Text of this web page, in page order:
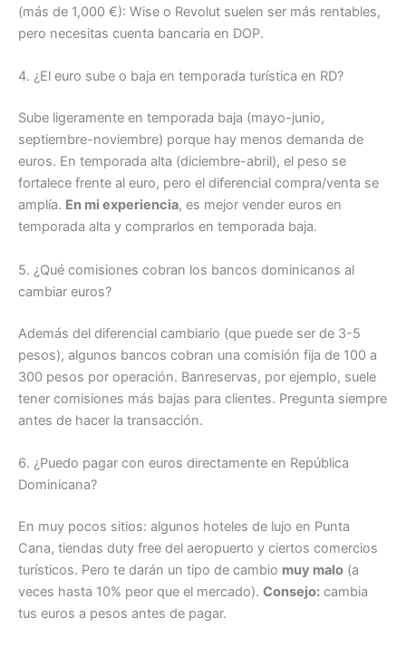
(más de 1,000 €): Wise o Revolut suelen ser más rentables,
pero necesitas cuenta bancaria en DOP.
4. ¿El euro sube o baja en temporada turística en RD?
Sube ligeramente en temporada baja (mayo-junio,
septiembre-noviembre) porque hay menos demanda de
euros. En temporada alta (diciembre-abril), el peso se
fortalece frente al euro, pero el diferencial compra/venta se
amplía. En mi experiencia, es mejor vender euros en
temporada alta y comprarlos en temporada baja.
5. ¿Qué comisiones cobran los bancos dominicanos al
cambiar euros?
Además del diferencial cambiario (que puede ser de 3-5
pesos), algunos bancos cobran una comisión fija de 100 a
300 pesos por operación. Banreservas, por ejemplo, suele
tener comisiones más bajas para clientes. Pregunta siempre
antes de hacer la transacción.
6. ¿Puedo pagar con euros directamente en República
Dominicana?
En muy pocos sitios: algunos hoteles de lujo en Punta
Cana, tiendas duty free del aeropuerto y ciertos comercios
turísticos. Pero te darán un tipo de cambio muy malo (a
veces hasta 10% peor que el mercado). Consejo: cambia
tus euros a pesos antes de pagar.